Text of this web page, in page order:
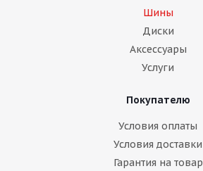
Шины
Диски
Аксессуары
Услуги
Покупателю
Условия оплаты
Условия доставки
Гарантия на товар